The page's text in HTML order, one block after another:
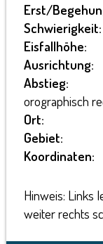
Erst/
Schwierigkeit:
Eisfallhöhe:
Ausrichtung:
Abstieg:
orographisch
Ort:
Gebiet:
Koordinaten:
Hinweis: Links
weiter rechts